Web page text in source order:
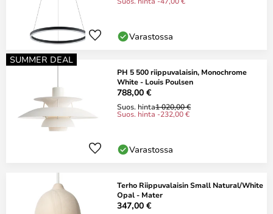
Varastossa
SUMMER DEAL
PH 5 500 riippuvalaisin, Monochrome
White - Louis Poulsen
788,00 €
Suos. hinta1 020,00 €
Suos. hinta -232,00 €
Varastossa
Terho Riippuvalaisin Small Natural/White
Opal - Mater
347,00 €